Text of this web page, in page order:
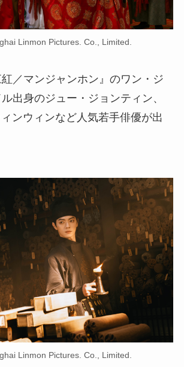
Linmon Pictures. Co., Limited.
／マンジャンホン』のワン・ジ
出身のジュー・ジョンティン、
ンウィンなど人気若手俳優が出
Linmon Pictures. Co., Limited.